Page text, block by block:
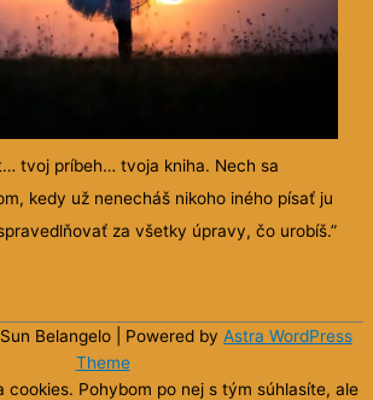
tvoj príbeh… tvoja kniha. Nech sa
kedy už nenecháš nikoho iného písať ju
za všetky úpravy, čo urobíš.”
Belangelo | Powered by Astra WordPress
Theme
cookies. Pohybom po nej s tým súhlasíte, ale